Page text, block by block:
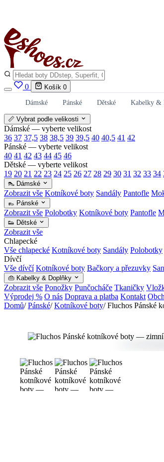
0 Košík 0
Dámské Pánské Dětské Kabelky &
📏 Vybrat podle velikosti
Dámské — vyberte velikost
36 37 37,5 38 38,5 39 39,5 40 40,5 41 42
Pánské — vyberte velikost
40 41 42 43 44 45 46
Dětské — vyberte velikost
19 20 21 22 23 24 25 26 27 28 29 30 31 32 33 34
👠 Dámské
Zobrazit vše Kotníkové boty Sandály Pantofle
👞 Pánské
Zobrazit vše Polobotky Kotníkové boty Pantofle
👟 Dětské
Zobrazit vše
Chlapecké
Vše chlapecké Kotníkové boty Sandály Polobotky
Dívčí
Vše dívčí Kotníkové boty Bačkory a přezuvky
👜 Kabelky & Doplňky
Zobrazit vše Ponožky Punčocháče Tkaničky
Výprodej % O nás Doprava a platba Kontakt
Domů/ Pánské/ Kotníkové boty/ Fluchos Pánské